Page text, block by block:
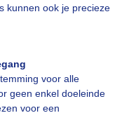
kunnen ook je precieze
voor alle
geen enkel doeleinde
voor een